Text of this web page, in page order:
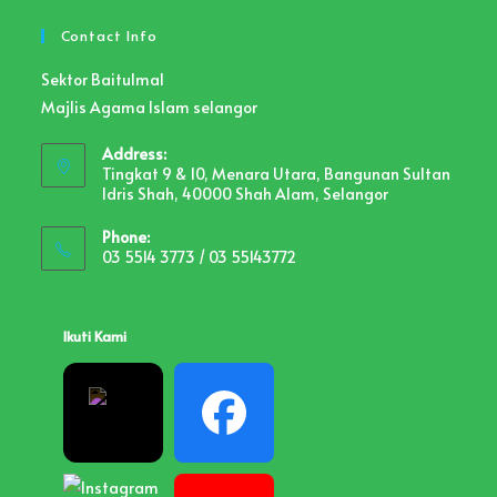
Contact Info
Sektor Baitulmal
Majlis Agama Islam selangor
Address:
Tingkat 9 & 10, Menara Utara, Bangunan Sultan
Idris Shah, 40000 Shah Alam, Selangor
Phone:
03 5514 3773 / 03 55143772
Ikuti Kami